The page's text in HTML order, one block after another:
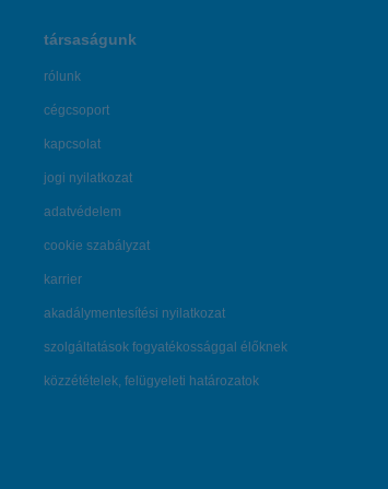
társaságunk
rólunk
cégcsoport
kapcsolat
jogi nyilatkozat
adatvédelem
cookie szabályzat
karrier
akadálymentesítési nyilatkozat
szolgáltatások fogyatékossággal élőknek
közzétételek, felügyeleti határozatok